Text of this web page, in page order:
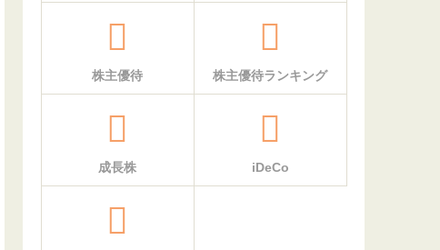
株主優待 株主優待ランキング
成長株 iDeCo